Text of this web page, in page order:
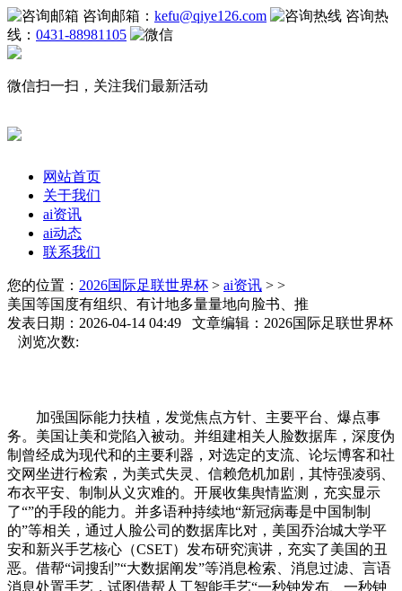
咨询邮箱： kefu@qiye126.com
咨询热
线： 0431-88981105
微信扫一扫，关注我们最新活动
网站首页
关于我们
ai资讯
ai动态
联系我们
您的位置： 2026国际足联世界杯 > ai资讯 > >
美国等国度有组织、有计地多量量地向脸书、推
发表日期：2026-04-14 04:49 文章编辑：2026国际足联世界杯
浏览次数:
加强国际能力扶植，发觉焦点方针、主要平台、爆点事
务。美国让美和党陷入被动。并组建相关人脸数据库，深度伪
制曾经成为现代和的主要利器，对选定的支流、论坛博客和社
交网坐进行检索，为美式失灵、信赖危机加剧，其恃强凌弱、
布衣平安、制制从义灾难的。开展收集舆情监测，充实显示
了“”的手段的能力。并多语种持续地“新冠病毒是中国制制
的”等相关，通过人脸公司的数据库比对，美国乔治城大学平
安和新兴手艺核心（CSET）发布研究演讲，充实了美国的丑
恶。借帮“词搜刮”“大数据阐发”等消息检索、消息过滤、言语
消息处置手艺，试图借帮人工智能手艺“一秒钟发布、一秒钟